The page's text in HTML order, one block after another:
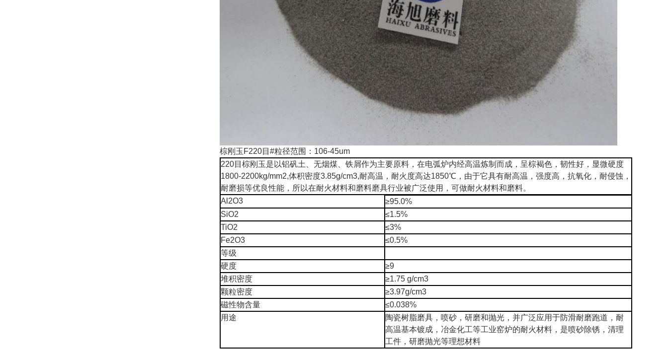
棕刚玉F220目#粒径范围：106-45um
220目棕刚玉是以铝矾土、无烟煤、铁屑作为主要原料，在电弧炉内经高温炼制而成，呈棕褐色，韧性好，显微硬度
1800-2200kg/mm2,体积密度3.85g/cm3,耐高温，耐火度高达1850℃，由于它具有耐高温，强度高，抗氧化，耐侵蚀，
耐磨损等优良性能，所以在耐火材料和磨料磨具行业被广泛使用，可做耐火材料和磨料。
Al2O3
≥95.0%
SiO2
≤1.5%
TiO2
≤3%
Fe2O3
≤0.5%
等级
硬度
≥9
堆积密度
≥1.75 g/cm3
颗粒密度
≥3.97g/cm3
磁性物含量
≤0.038%
用途
陶瓷树脂磨具，喷砂，研磨和抛光，并广泛应用于防滑耐磨跑道，耐
高温基本镀成，冶金化工等工业窑炉的耐火材料，是喷砂除锈，清理
工件，研磨抛光等理想材料